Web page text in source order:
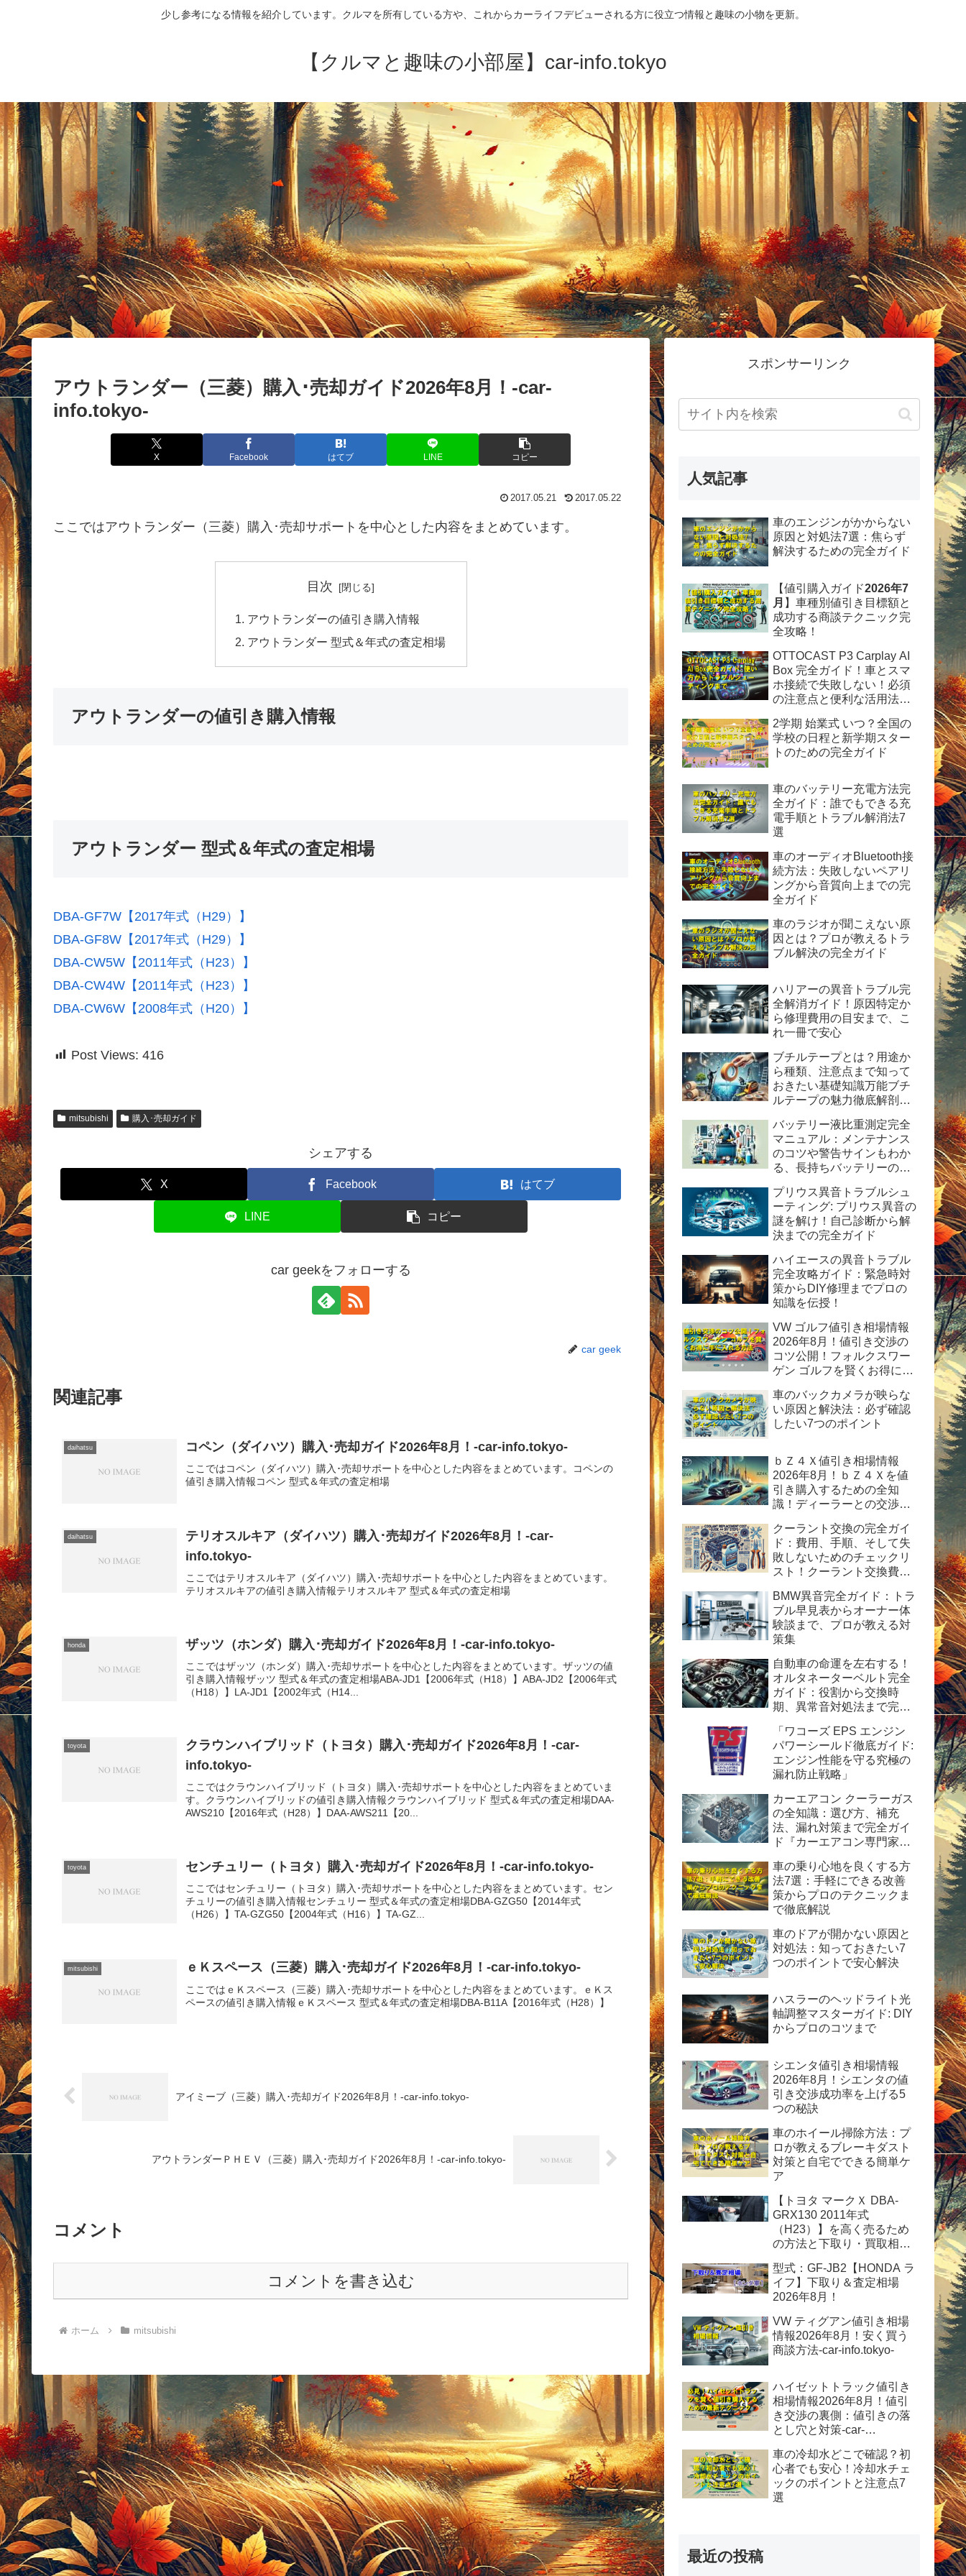
少し参考になる情報を紹介しています。クルマを所有している方や、これからカーライフデビューされる方に役立つ情報と趣味の小物を更新。
【クルマと趣味の小部屋】car-info.tokyo
アウトランダー（三菱）購入･売却ガイド2026年8月！-car-
info.tokyo-
X Facebook はてブ LINE コピー
2017.05.21 2017.05.22
ここではアウトランダー（三菱）購入･売却サポートを中心とした内容をまとめています。
目次
アウトランダーの値引き購入情報
アウトランダー 型式＆年式の査定相場
アウトランダーの値引き購入情報
アウトランダー 型式＆年式の査定相場
DBA-GF7W【2017年式（H29）】
DBA-GF8W【2017年式（H29）】
DBA-CW5W【2011年式（H23）】
DBA-CW4W【2011年式（H23）】
DBA-CW6W【2008年式（H20）】
Post Views: 416
mitsubishi 購入･売却ガイド
シェアする
X Facebook はてブ
LINE コピー
car geekをフォローする
car geek
関連記事
daihatsu コペン（ダイハツ）購入･売却ガイド2026年8月！-car-info.tokyo-
ここではコペン（ダイハツ）購入･売却サポートを中心とした内容をまとめています。コペンの
値引き購入情報コペン 型式＆年式の査定相場
daihatsu
テリオスルキア（ダイハツ）購入･売却ガイド2026年8月！-car-
info.tokyo-
ここではテリオスルキア（ダイハツ）購入･売却サポートを中心とした内容をまとめています。
テリオスルキアの値引き購入情報テリオスルキア 型式＆年式の査定相場
honda ザッツ（ホンダ）購入･売却ガイド2026年8月！-car-info.tokyo-
ここではザッツ（ホンダ）購入･売却サポートを中心とした内容をまとめています。ザッツの値
引き購入情報ザッツ 型式＆年式の査定相場ABA-JD1【2006年式（H18）】ABA-JD2【2006年式
（H18）】LA-JD1【2002年式（H14...
toyota
クラウンハイブリッド（トヨタ）購入･売却ガイド2026年8月！-car-
info.tokyo-
ここではクラウンハイブリッド（トヨタ）購入･売却サポートを中心とした内容をまとめていま
す。クラウンハイブリッドの値引き購入情報クラウンハイブリッド 型式＆年式の査定相場DAA-
AWS210【2016年式（H28）】DAA-AWS211【20...
toyota センチュリー（トヨタ）購入･売却ガイド2026年8月！-car-info.tokyo-
ここではセンチュリー（トヨタ）購入･売却サポートを中心とした内容をまとめています。セン
チュリーの値引き購入情報センチュリー 型式＆年式の査定相場DBA-GZG50【2014年式
（H26）】TA-GZG50【2004年式（H16）】TA-GZ...
mitsubishi ｅＫスペース（三菱）購入･売却ガイド2026年8月！-car-info.tokyo-
ここではｅＫスペース（三菱）購入･売却サポートを中心とした内容をまとめています。ｅＫス
ペースの値引き購入情報ｅＫスペース 型式＆年式の査定相場DBA-B11A【2016年式（H28）】
アイミーブ（三菱）購入･売却ガイド2026年8月！-car-info.tokyo-
アウトランダーＰＨＥＶ（三菱）購入･売却ガイド2026年8月！-car-info.tokyo-
コメント
コメントを書き込む
ホーム mitsubishi
スポンサーリンク
人気記事
車のエンジンがかからない
原因と対処法7選：焦らず
解決するための完全ガイド
【値引購入ガイド2026年7
月 】車種別値引き目標額と
成功する商談テクニック完
全攻略！
OTTOCAST P3 Carplay AI
Box 完全ガイド！車とスマ
ホ接続で失敗しない！必須
の注意点と便利な活用法を
2学期 始業式 いつ？全国の
学校の日程と新学期スター
トのための完全ガイド
車のバッテリー充電方法完
全ガイド：誰でもできる充
電手順とトラブル解消法7
選
車のオーディオBluetooth接
続方法：失敗しないペアリ
ングから音質向上までの完
全ガイド
車のラジオが聞こえない原
因とは？プロが教えるトラ
ブル解決の完全ガイド
ハリアーの異音トラブル完
全解消ガイド！原因特定か
ら修理費用の目安まで、こ
れ一冊で安心
ブチルテープとは？用途か
ら種類、注意点まで知って
おきたい基礎知識万能ブチ
ルテープの魅力徹底解剖！
定版ガイド
バッテリー液比重測定完全
マニュアル：メンテナンス
のコツや警告サインもわか
る、長持ちバッテリーの秘
プリウス異音トラブルシュ
ーティング: プリウス異音の
謎を解け！自己診断から解
決までの完全ガイド
ハイエースの異音トラブル
完全攻略ガイド：緊急時対
策からDIY修理までプロの
知識を伝授！
VW ゴルフ値引き相場情報
2026年8月！値引き交渉の
コツ公開！フォルクスワー
ゲン ゴルフを賢くお得に手
車のバックカメラが映らな
い原因と解決法：必ず確認
したい7つのポイント
ｂＺ４Ｘ値引き相場情報
2026年8月！ｂＺ４Ｘを値
引き購入するための全知
識！ディーラーとの交渉術
完全ガイド
クーラント交換の完全ガイ
ド：費用、手順、そして失
敗しないためのチェックリ
スト！クーラント交換費用
の手順と方法を紹介。
BMW異音完全ガイド：トラ
ブル早見表からオーナー体
験談まで、プロが教える対
策集
自動車の命運を左右する！
オルタネーターベルト完全
ガイド：役割から交換時
期、異常音対処法まで完全
「ワコーズ EPS エンジン
パワーシールド徹底ガイド:
エンジン性能を守る究極の
漏れ防止戦略」
カーエアコン クーラーガス
の全知識：選び方、補充
法、漏れ対策まで完全ガイ
ド『カーエアコン専門家が
全ガイド：安全性、経済
性、および運用のヒント』
車の乗り心地を良くする方
法7選：手軽にできる改善
策からプロのテクニックま
で徹底解説
車のドアが開かない原因と
対処法：知っておきたい7
つのポイントで安心解決
ハスラーのヘッドライト光
軸調整マスターガイド: DIY
からプロのコツまで
シエンタ値引き相場情報
2026年8月！シエンタの値
引き交渉成功率を上げる5
つの秘訣
車のホイール掃除方法：プ
ロが教えるブレーキダスト
対策と自宅でできる簡単ケ
ア
【トヨタ マークＸ DBA-
GRX130 2011年式
（H23）】を高く売るため
の方法と下取り・買取相場
型式：GF-JB2【HONDA ラ
イフ】下取り＆査定相場
2026年8月！
VW ティグアン値引き相場
情報2026年8月！安く買う
商談方法-car-info.tokyo-
ハイゼットトラック値引き
相場情報2026年8月！値引
き交渉の裏側：値引きの落
とし穴と対策-car-
車の冷却水どこで確認？初
心者でも安心！冷却水チェ
ックのポイントと注意点7
選
最近の投稿